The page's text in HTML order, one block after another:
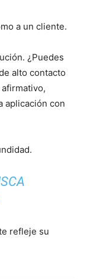
a un cliente.
¿Puedes
alto contacto
aplicación con
refleje su